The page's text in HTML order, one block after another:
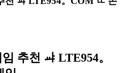
추천 ㆇ LTE954。